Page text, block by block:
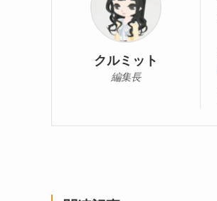
クルミット
編集長